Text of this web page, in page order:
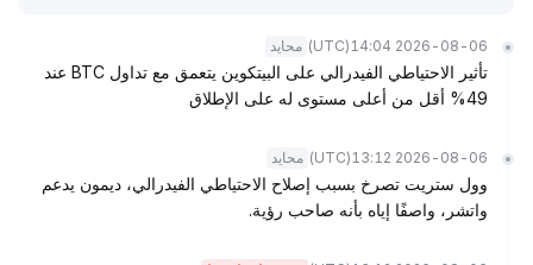
2026-08-06 14:04
(UTC) محايد
تأثير الاحتياطي الفيدرالي على البيتكوين يتعمق مع تداول BTC عند
49% أقل من أعلى مستوى له على الإطلاق
2026-08-06 13:12
(UTC) محايد
وول ستريت تصرخ بسبب إصلاح الاحتياطي الفيدرالي، ديمون يدعم
واتشر، واصفًا إياه بأنه صاحب رؤية.